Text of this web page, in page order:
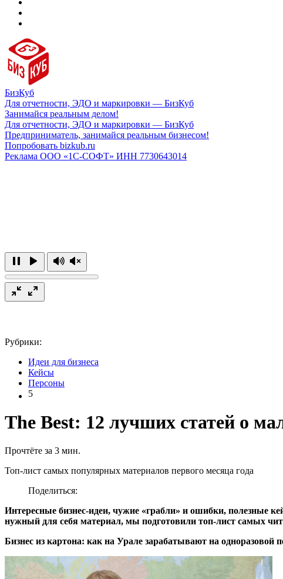
БизКуб
Для отчетности, ЭДО и маркировки — БизКуб
Занимайся реальным делом!
Для отчетности, ЭДО и маркировки — БизКуб
Предприниматель, занимайся реальным бизнесом!
Попробовать bizkub.ru
Реклама ООО «1С-СОФТ» ИНН 7730643014
Рубрики:
Идеи для бизнеса
Кейсы
Персоны
5
The Best: 12 лучших статей о
Прочтёте за 3 мин.
Топ-лист самых популярных материалов первого месяца года
Поделиться:
Интересные бизнес-идеи, чужие «грабли» и ошибки, полезные
нужный для себя материал, мы подготовили топ-лист самых
Бизнес из картона: как на Урале зарабатывают на одноразовой